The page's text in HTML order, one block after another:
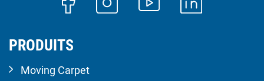
PRODUITS
Moving Carpet